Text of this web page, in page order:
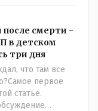
смерти -
в детском
три дня
что там все
первое
статье.